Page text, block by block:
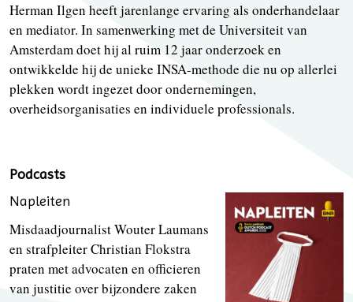
Herman Ilgen heeft jarenlange ervaring als onderhandelaar
en mediator. In samenwerking met de Universiteit van
Amsterdam doet hij al ruim 12 jaar onderzoek en
ontwikkelde hij de unieke INSA-methode die nu op allerlei
plekken wordt ingezet door ondernemingen,
overheidsorganisaties en individuele professionals.
Podcasts
Napleiten
Misdaadjournalist Wouter Laumans
en strafpleiter Christian Flokstra
praten met advocaten en officieren
van justitie over bijzondere zaken